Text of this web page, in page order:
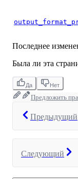
Последнее
Была ли эта
Да Нет
Предложить
Предыдущий
Следующий